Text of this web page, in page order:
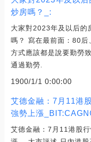
炒房嗎？_:
大家對2023年及以后的
嗎？ 寫在最前面：80
方式應該都是說要勤勞
通過勤勞.
1900/1/1 0:00:00
艾德金融：7月11港
強勢上漲
艾德金融：7月11港股